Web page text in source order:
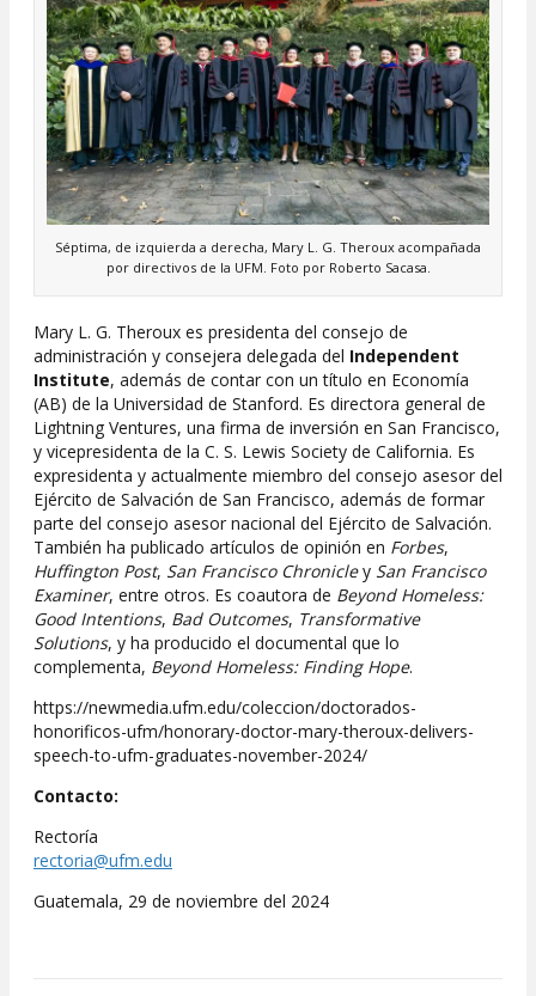
Séptima, de izquierda a derecha, Mary L. G. Theroux acompañada
por directivos de la UFM. Foto por Roberto Sacasa.
Mary L. G. Theroux es presidenta del consejo de
administración y consejera delegada del Independent
Institute, además de contar con un título en Economía
(AB) de la Universidad de Stanford. Es directora general de
Lightning Ventures, una firma de inversión en San Francisco,
y vicepresidenta de la C. S. Lewis Society de California. Es
expresidenta y actualmente miembro del consejo asesor del
Ejército de Salvación de San Francisco, además de formar
parte del consejo asesor nacional del Ejército de Salvación.
También ha publicado artículos de opinión en Forbes,
Huffington Post, San Francisco Chronicley San Francisco
Examiner, entre otros. Es coautora de Beyond Homeless:
Good Intentions, Bad Outcomes, Transformative
Solutions, y ha producido el documental que lo
complementa, Beyond Homeless: Finding Hope.
https://newmedia.ufm.edu/coleccion/doctorados-
honorificos-ufm/honorary-doctor-mary-theroux-delivers-
speech-to-ufm-graduates-november-2024/
Contacto:
Rectoría
rectoria@ufm.edu
Guatemala, 29 de noviembre del 2024